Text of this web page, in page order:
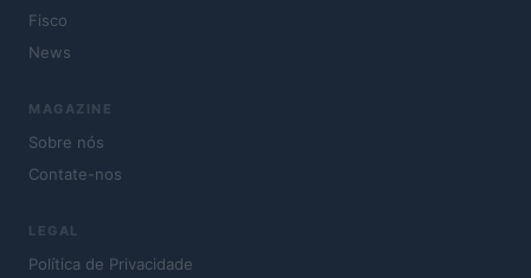
Fisco
News
MAGAZINE
Sobre nós
Contate-nos
LEGAL
Política de Privacidade